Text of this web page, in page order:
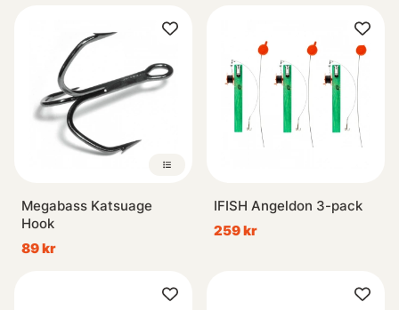
Megabass Katsuage
Hook
89 kr
IFISH Angeldon 3-pack
259 kr